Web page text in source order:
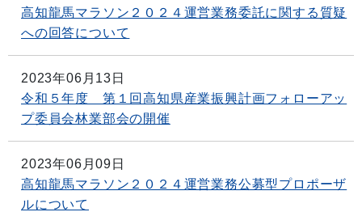
高知龍馬マラソン２０２４運営業務委託に関する質疑
への回答について
2023年06月13日
令和５年度 第１回高知県産業振興計画フォローアッ
プ委員会林業部会の開催
2023年06月09日
高知龍馬マラソン２０２４運営業務公募型プロポーザ
ルについて